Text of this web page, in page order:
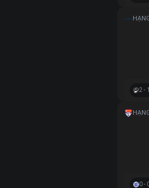
2 - 1
0 -